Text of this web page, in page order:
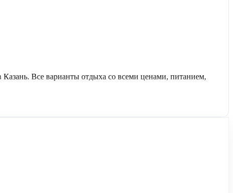
Все варианты отдыха со всеми ценами, питанием,